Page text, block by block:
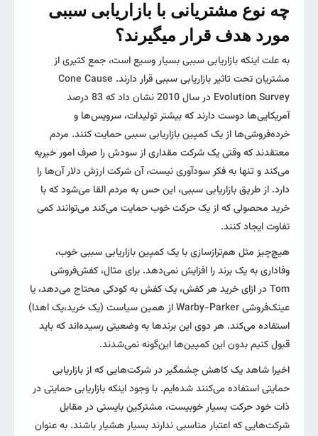
چه نوع مشتریانی با بازاریابی سببی
مورد هدف قرار میگیرند؟
به علت اینکه بازاریابی سببی بسیار وسیع است، جمع کثیری از
مشتریان تحت تاثیر بازاریابی سببی قرار دارند. Cone Cause
Evolution Survey در سال 2010 نشان داد که 83 درصد
آمریکایی‌ها دوست دارند که بیشتر تولیدات، سرویس‌ها و
خرده‌فروشی‌ها از یک کمپین بازاریابی سببی حمایت کنند. مردم
معتقدند که وقتی یک شرکت مقداری از سودش را صرف امور خیریه
می‌کند و تنها به فکر سودآوری نیست، آن شرکت ارزش دلار آن‌ها را
دارد. از طریق بازاریابی سببی، این حس به مردم القا می‌شود که با
خرید محصولی که از یک حرکت خوب حمایت می‌کند می‌توانند کمی
تفاوت ایجاد کنند.
هیچ‌چیز مثل هم‌ترازسازی با یک کمپین بازاریابی سببی خوب،
وفاداری به یک برند را افزایش نمی‌دهد. برای مثال، کفش‌فروشی
Tom در ازای خرید هر کفش، یک کفش به کودکی محتاج می‌دهد، یا
عینک‌فروشی Warby-Parker از همین سیاست (یک خرید،یک اهدا)
استفاده می‌کند. هر دوی این برندها به وضعیتی رسیده‌اند که باید
قبول کنیم بدون این کمپین‌ها این‌گونه نمی‌شدند.
اخیرا شاهد یک کاهش چشمگیر در شرکت‌هایی که از بازاریابی
حمایتی استفاده می‌کنند شده‌ایم. با وجود اینکه بازاریابی حمایتی در
ذات خود حرکت بسیار خوبیست، مشترکین بایستی در مقابل
شرکت‌هایی که اعتبار مناسبی ندارند بسیار هشیار باشند. به عنوان